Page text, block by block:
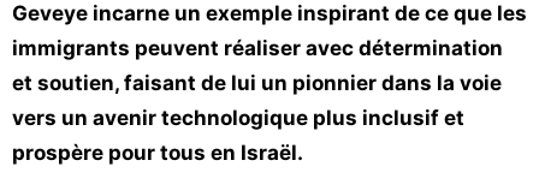
Geveye incarne un exemple inspirant de ce que les
immigrants peuvent réaliser avec détermination
et soutien, faisant de lui un pionnier dans la voie
vers un avenir technologique plus inclusif et
prospère pour tous en Israël.